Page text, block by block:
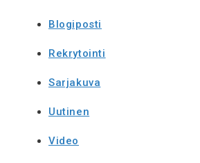
Blogiposti
Rekrytointi
Sarjakuva
Uutinen
Video